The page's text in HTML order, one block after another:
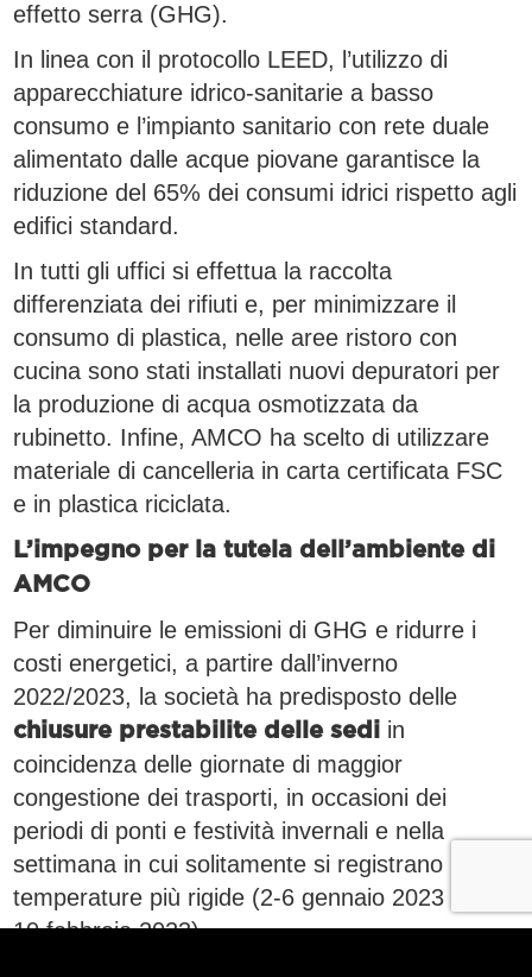
effetto serra (GHG).
In linea con il protocollo LEED, l’utilizzo di
apparecchiature idrico-sanitarie a basso
consumo e l’impianto sanitario con rete duale
alimentato dalle acque piovane garantisce la
riduzione del 65% dei consumi idrici rispetto agli
edifici standard.
In tutti gli uffici si effettua la raccolta
differenziata dei rifiuti e, per minimizzare il
consumo di plastica, nelle aree ristoro con
cucina sono stati installati nuovi depuratori per
la produzione di acqua osmotizzata da
rubinetto. Infine, AMCO ha scelto di utilizzare
materiale di cancelleria in carta certificata FSC
e in plastica riciclata.
L’impegno per la tutela dell’ambiente di
AMCO
Per diminuire le emissioni di GHG e ridurre i
costi energetici, a partire dall’inverno
2022/2023, la società ha predisposto delle
chiusure prestabilite delle sedi in
coincidenza delle giornate di maggior
congestione dei trasporti, in occasioni dei
periodi di ponti e festività invernali e nella
settimana in cui solitamente si registrano le
temperature più rigide (2-6 gennaio 2023 e 6-
10 febbraio 2023).